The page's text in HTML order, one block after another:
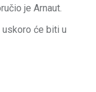
je Arnaut.
će biti u